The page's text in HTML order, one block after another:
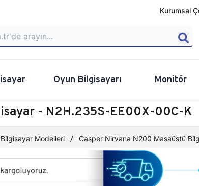
Kurumsal
Oyun Bilgisayarı Monitör
- N2H.235S-EE00X-00C-K
Modelleri Casper Nirvana N200 Masaüstü